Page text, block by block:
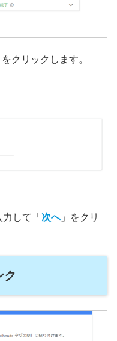
をクリックします。
力して「 次へ」をクリ
ク